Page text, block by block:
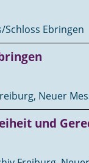
Ebringen
Neuer
und